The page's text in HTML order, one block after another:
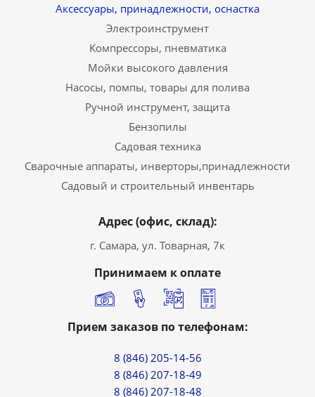
Аксессуары, принадлежности, оснастка
Электроинструмент
Компрессоры, пневматика
Мойки высокого давления
Насосы, помпы, товары для полива
Ручной инструмент, защита
Бензопилы
Садовая техника
Сварочные аппараты, инверторы,принадлежности
Садовый и строительный инвентарь
Адрес (офис, склад):
г. Самара, ул. Товарная, 7к
Принимаем к оплате
Прием заказов по телефонам:
8 (846) 205-14-56
8 (846) 207-18-49
8 (846) 207-18-48